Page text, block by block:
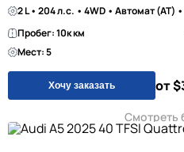
2 L • 204 л.с. • 4WD • Автомат (AT)
Пробег: 10к км
Мест: 5
Хочу заказать от
Смотреть